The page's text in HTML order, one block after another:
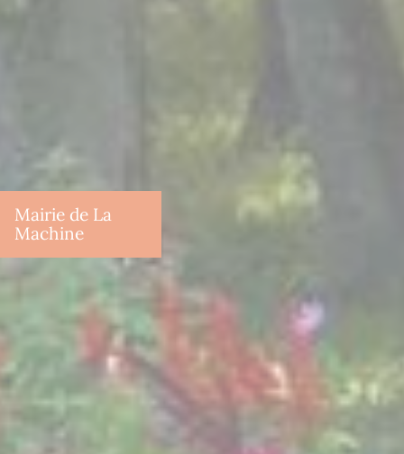
Mairie de La
Machine